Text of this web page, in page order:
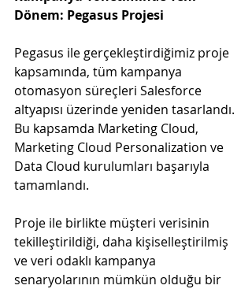
Dönem: Pegasus Projesi
Pegasus ile gerçekleştirdiğimiz proje
kapsamında, tüm kampanya
otomasyon süreçleri Salesforce
altyapısı üzerinde yeniden tasarlandı.
Bu kapsamda Marketing Cloud,
Marketing Cloud Personalization ve
Data Cloud kurulumları başarıyla
tamamlandı.
Proje ile birlikte müşteri verisinin
tekilleştirildiği, daha kişiselleştirilmiş
ve veri odaklı kampanya
senaryolarının mümkün olduğu bir